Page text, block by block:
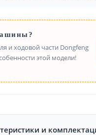
и ходовой части Dongfeng
этой модели!
и